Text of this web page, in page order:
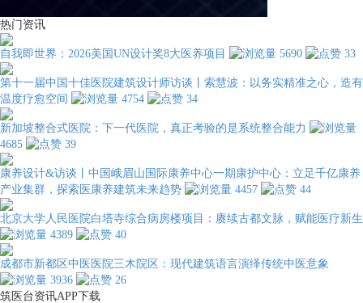
热门资讯
自我即世界：2026美国UN设计奖8大医养项目 5690 33
第十一届中国十佳医院建筑设计师访谈丨索慧波：以务实精准之心，造有
温度疗愈空间
4754 34
新加坡整合式医院：下一代医院，真正考验的是系统整合能力
4685
39
康养设计&访谈丨中国峨眉山国际康养中心一期康护中心：立足千亿康养
产业集群，探索医康养建筑未来趋势
4457 44
北京大学人民医院白塔寺综合病房楼项目：赓续古都文脉，赋能医疗新生
4389
40
成都市新都区中医医院三木院区：现代建筑语言演绎传统中医意象
3936
26
筑医台资讯APP下载